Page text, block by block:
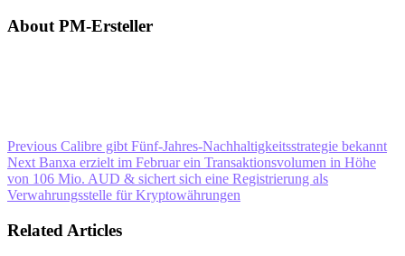
About PM-Ersteller
Previous Calibre gibt Fünf-Jahres-Nachhaltigkeitsstrategie bekannt
Next Banxa erzielt im Februar ein Transaktionsvolumen in Höhe
von 106 Mio. AUD & sichert sich eine Registrierung als
Verwahrungsstelle für Kryptowährungen
Related Articles